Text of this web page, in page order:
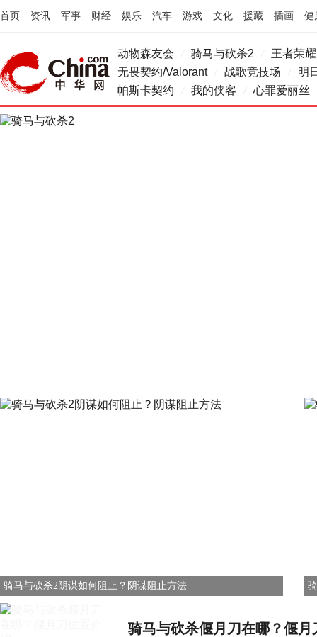
首页 资讯 军事 财经 娱乐 汽车 游戏 文化 援藏 插画 健
动物森友会 骑马与砍杀2
王者荣耀
无畏契约/Valorant
战歌竞技场
明
帕斯卡契约
我的侠客 心罪爱丽丝
骑马与砍杀2阴谋如何阻止？阴谋阻止方法
骑马与砍杀偃月刀在哪？偃月